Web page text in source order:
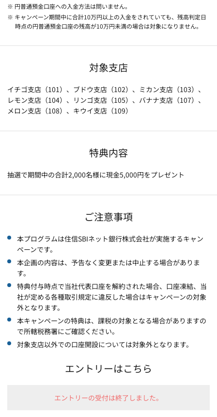
※ 円普通預金口座への入金方法は問いません。
※ キャンペーン期間中に合計10万円以上の入金をされていても、残高判定日
時点の円普通預金口座の残高が10万円未満の場合は対象になりません。
対象支店
イチゴ支店（101）、ブドウ支店（102）、ミカン支店（103）、
レモン支店（104）、リンゴ支店（105）、バナナ支店（107）、
メロン支店（108）、キウイ支店（109）
特典内容
抽選で期間中の合計2,000名様に現金5,000円をプレゼント
ご注意事項
本プログラムは住信SBIネット銀行株式会社が実施するキャン
ペーンです。
本企画の内容は、予告なく変更または中止する場合がありま
す。
特典付与時点で当社代表口座を解約された場合、口座凍結、当
社が定める各種取引規定に違反した場合はキャンペーンの対象
外となります。
本キャンペーンの特典は、課税の対象となる場合がありますの
で所轄税務署にご確認ください。
対象支店以外での口座開設については対象外となります。
エントリーはこちら
エントリーの受付は終了しました。